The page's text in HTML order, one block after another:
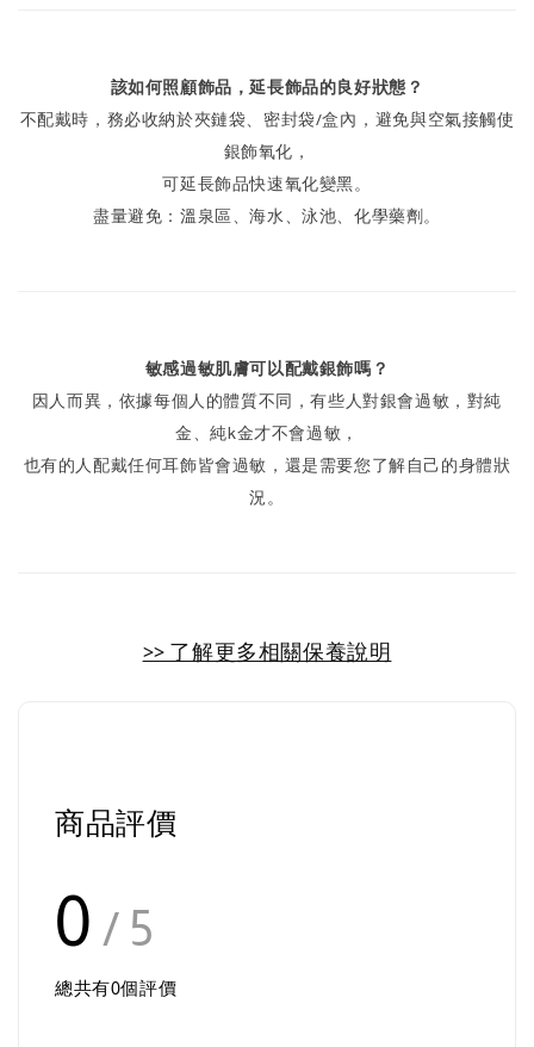
該如何照顧飾品，延長飾品的良好狀態？
不配戴時，務必收納於夾鏈袋、密封袋/盒內，避免與空氣接觸使
銀飾氧化，
可延長飾品快速氧化變黑。
盡量避免：溫泉區、海水、泳池、化學藥劑。
敏感過敏肌膚可以配戴銀飾嗎？
因人而異，依據每個人的體質不同，有些人對銀會過敏，對純
金、純k金才不會過敏，
也有的人配戴任何耳飾皆會過敏，還是需要您了解自己的身體狀
況。
>> 了解更多相關保養說明
商品評價
0 / 5
總共有0個評價